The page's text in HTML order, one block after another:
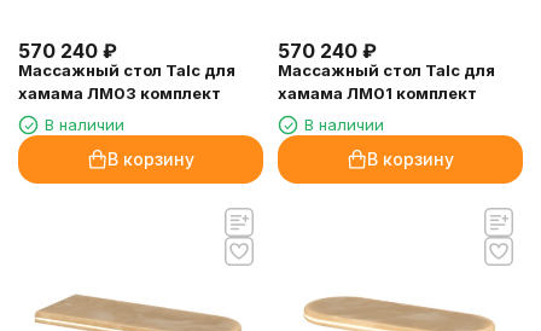
570 240 ₽
Массажный стол Talc для
хамама ЛМ03 комплект
В наличии
В корзину
570 240 ₽
Массажный стол Talc для
хамама ЛМ01 комплект
В наличии
В корзину